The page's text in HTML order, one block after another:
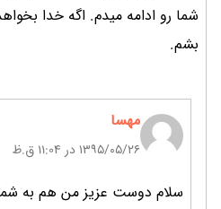
شما رو ادامه میدم. اگه خدا
بشم.
مهسا
۱۳۹۵/۰۵/۲۶ در 11:04 ق.ظ
سلام دوست عزیز من هم به